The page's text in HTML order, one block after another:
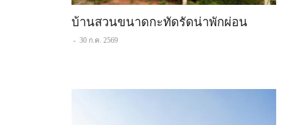
บ้านสวนขนาดกะทัดรัดน่าพักผ่อน
- 30 ก.ค. 2569